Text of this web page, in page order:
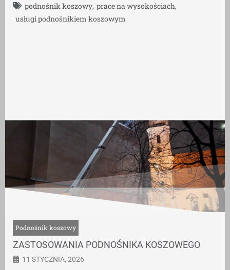
podnośnik koszowy, prace na wysokościach,
usługi podnośnikiem koszowym
Podnośnik koszowy
ZASTOSOWANIA PODNOŚNIKA KOSZOWEGO
11 STYCZNIA, 2026